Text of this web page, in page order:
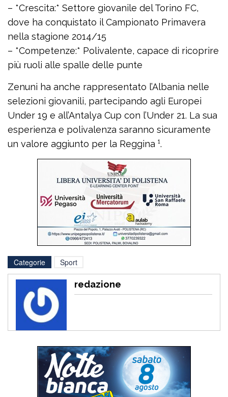
– *Crescita:* Settore giovanile del Torino FC,
dove ha conquistato il Campionato Primavera
nella stagione 2014/15
– *Competenze:* Polivalente, capace di ricoprire
più ruoli alle spalle delle punte
Zenuni ha anche rappresentato l’Albania nelle
selezioni giovanili, partecipando agli Europei
Under 19 e all’Antalya Cup con l’Under 21. La sua
esperienza e polivalenza saranno sicuramente
un valore aggiunto per la Reggina ¹.
Categorie Sport
redazione